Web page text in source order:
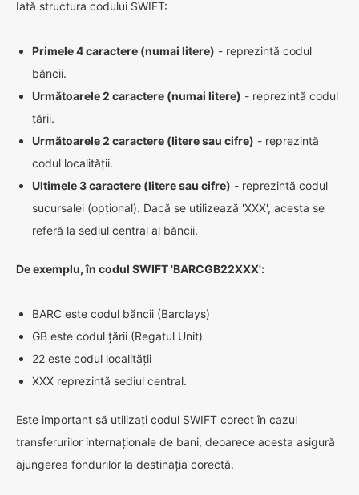
Iată structura codului SWIFT:
Primele 4 caractere (numai litere) - reprezintă codul
băncii.
Următoarele 2 caractere (numai litere) - reprezintă codul
țării.
Următoarele 2 caractere (litere sau cifre) - reprezintă
codul localității.
Ultimele 3 caractere (litere sau cifre) - reprezintă codul
sucursalei (opțional). Dacă se utilizează 'XXX', acesta se
referă la sediul central al băncii.
De exemplu, în codul SWIFT 'BARCGB22XXX':
BARC este codul băncii (Barclays)
GB este codul țării (Regatul Unit)
22 este codul localității
XXX reprezintă sediul central.
Este important să utilizați codul SWIFT corect în cazul
transferurilor internaționale de bani, deoarece acesta asigură
ajungerea fondurilor la destinația corectă.